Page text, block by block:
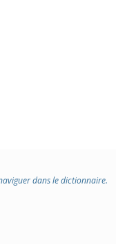
dans le dictionnaire.